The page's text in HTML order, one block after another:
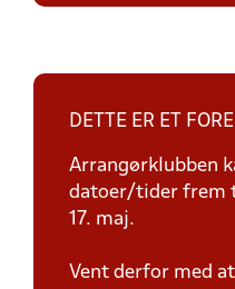
DETTE ER ET
Arrangørklubben
datoer/tider frem
17. maj.
Vent derfor med